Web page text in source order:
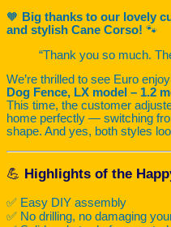
🧡 Big thanks to our lovely
and stylish Cane Corso! 🐾
“Thank you so much.
We’re thrilled to see Euro
Dog Fence, LX model – 1.2
This time, the customer
home perfectly — switching
shape. And yes, both styles
💪 Highlights of the
✅ Easy DIY assembly
✅ No drilling, no damaging